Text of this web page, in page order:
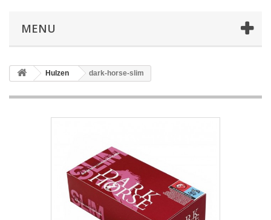
MENU
Hulzen dark-horse-slim